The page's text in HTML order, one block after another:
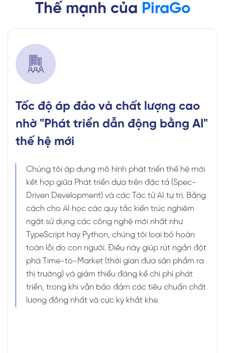
Thế mạnh của PiraGo
Tốc độ áp đảo và chất lượng cao
nhờ "Phát triển dẫn động bằng AI"
thế hệ mới
Chúng tôi áp dụng mô hình phát triển thế hệ mới
kết hợp giữa Phát triển dựa trên đặc tả (Spec-
Driven Development) và các Tác tử AI tự trị. Bằng
cách cho AI học các quy tắc kiến trúc nghiêm
ngặt sử dụng các công nghệ mới nhất như
TypeScript hay Python, chúng tôi loại bỏ hoàn
toàn lỗi do con người. Điều này giúp rút ngắn đột
phá Time-to-Market (thời gian đưa sản phẩm ra
thị trường) và giảm thiểu đáng kể chi phí phát
triển, trong khi vẫn bảo đảm các tiêu chuẩn chất
lượng đồng nhất và cực kỳ khắt khe.